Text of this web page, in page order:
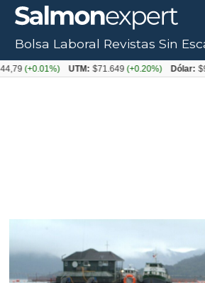
Bolsa Laboral Revistas Sin
UTM: $71.649(+0.20%) Dólar: $913,86